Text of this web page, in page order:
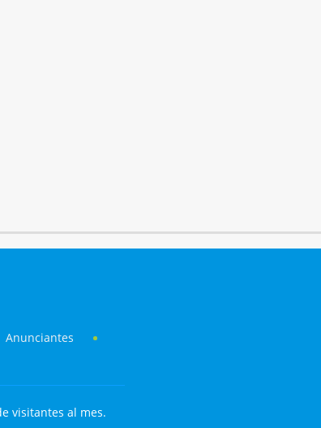
Anunciantes
visitantes al mes.